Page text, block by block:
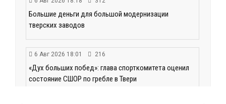
Большие деньги для большой модернизации
тверских заводов
6 Авг 2026 18:01 216
«Дух больших побед»: глава спорткомитета оценил
состояние СШОР по гребле в Твери